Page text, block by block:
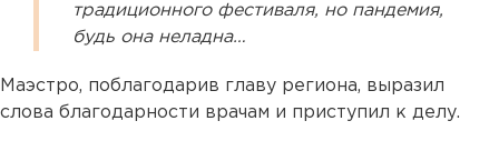
традиционного фестиваля, но пандемия,
будь она неладна…
Маэстро, поблагодарив главу региона, выразил
слова благодарности врачам и приступил к делу.